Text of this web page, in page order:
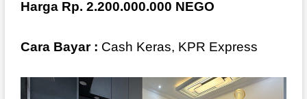
Harga Rp. 2.200.000.000 NEGO
Cara Bayar : Cash Keras, KPR Express